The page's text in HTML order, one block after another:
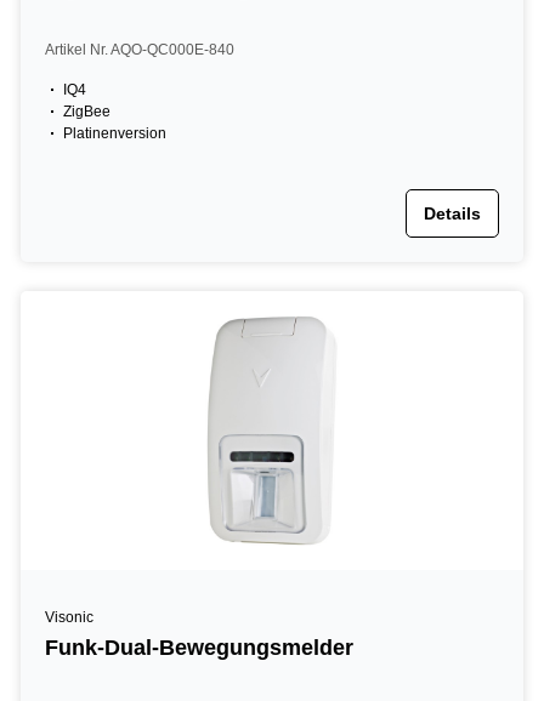
Artikel Nr. AQO-QC000E-840
IQ4
ZigBee
Platinenversion
Details
Visonic
Funk-Dual-Bewegungsmelder